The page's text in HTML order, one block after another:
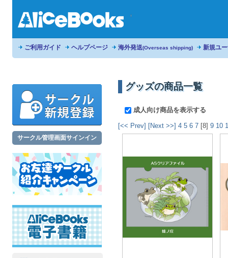
ご利用ガイド ヘルプページ 海外発送(Overseas shipping) 新規ユ
サークル管理画面サインイン
グッズの商品一覧
成人向け商品を表示する
[<< Prev] [Next >>] 4 5 6 7 [8] 9 10